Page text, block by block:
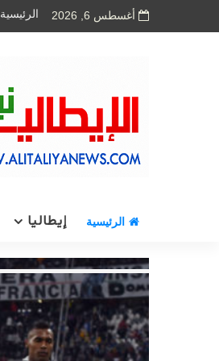
أغسطس 6, 2026 الرئيسية
الرئيسية إيطاليا